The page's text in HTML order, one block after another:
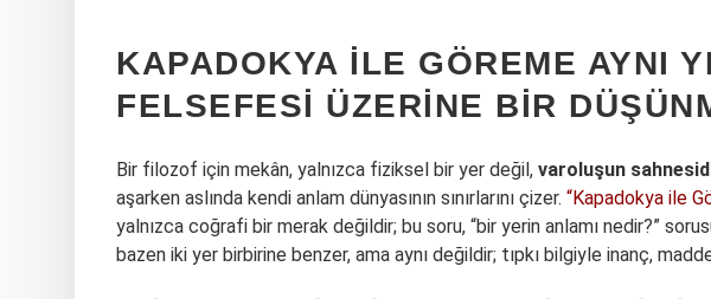
KAPADOKYA ILE GÖREME AYNI
FELSEFESI ÜZERINE BIR
Bir filozof için mekân, yalnızca fiziksel bir yer değil, varoluşun
aşarken aslında kendi anlam dünyasının sınırlarını çizer. “Kapadokya ile
yalnızca coğrafi bir merak değildir; bu soru, “bir yerin anlamı nedir?”
bazen iki yer birbirine benzer, ama aynı değildir; tıpkı bilgiyle inanç,